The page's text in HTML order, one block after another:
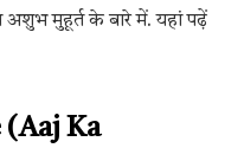
अशुभ मुहूर्त के बारे में. यहां पढ़ें
(Aaj Ka